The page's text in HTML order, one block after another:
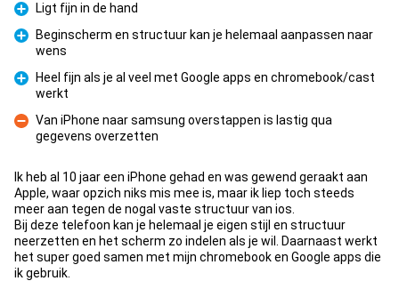
Pour
Ligt fijn in de hand
Pour
Beginscherm en structuur kan je helemaal aanpassen naar
wens
Pour
Heel fijn als je al veel met Google apps en chromebook/cast
werkt
Contre
Van iPhone naar samsung overstappen is lastig qua
gegevens overzetten
Ik heb al 10 jaar een iPhone gehad en was gewend geraakt aan
Apple, waar opzich niks mis mee is, maar ik liep toch steeds
meer aan tegen de nogal vaste structuur van ios.
Bij deze telefoon kan je helemaal je eigen stijl en structuur
neerzetten en het scherm zo indelen als je wil. Daarnaast werkt
het super goed samen met mijn chromebook en Google apps die
ik gebruik.